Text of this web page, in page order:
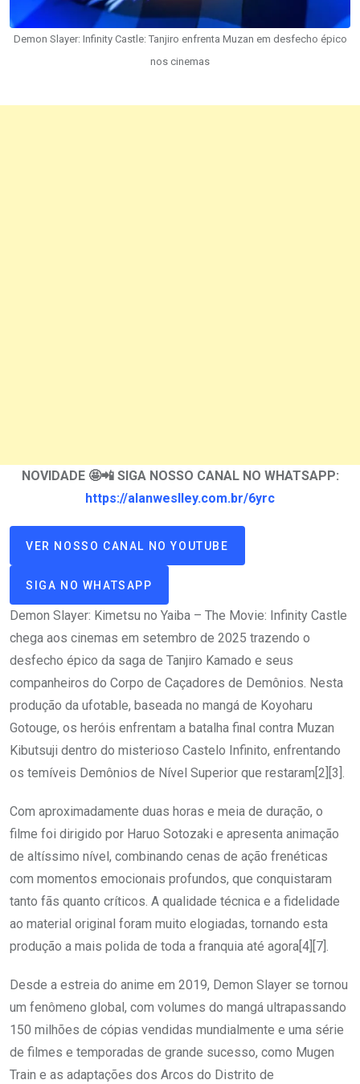
Demon Slayer: Infinity Castle: Tanjiro enfrenta Muzan em desfecho épico
nos cinemas
NOVIDADE 🤩📲 SIGA NOSSO CANAL NO WHATSAPP:
https://alanweslley.com.br/6yrc
VER NOSSO CANAL NO YOUTUBE
SIGA NO WHATSAPP
Demon Slayer: Kimetsu no Yaiba – The Movie: Infinity Castle
chega aos cinemas em setembro de 2025 trazendo o
desfecho épico da saga de Tanjiro Kamado e seus
companheiros do Corpo de Caçadores de Demônios. Nesta
produção da ufotable, baseada no mangá de Koyoharu
Gotouge, os heróis enfrentam a batalha final contra Muzan
Kibutsuji dentro do misterioso Castelo Infinito, enfrentando
os temíveis Demônios de Nível Superior que restaram[2][3].
Com aproximadamente duas horas e meia de duração, o
filme foi dirigido por Haruo Sotozaki e apresenta animação
de altíssimo nível, combinando cenas de ação frenéticas
com momentos emocionais profundos, que conquistaram
tanto fãs quanto críticos. A qualidade técnica e a fidelidade
ao material original foram muito elogiadas, tornando esta
produção a mais polida de toda a franquia até agora[4][7].
Desde a estreia do anime em 2019, Demon Slayer se tornou
um fenômeno global, com volumes do mangá ultrapassando
150 milhões de cópias vendidas mundialmente e uma série
de filmes e temporadas de grande sucesso, como Mugen
Train e as adaptações dos Arcos do Distrito de